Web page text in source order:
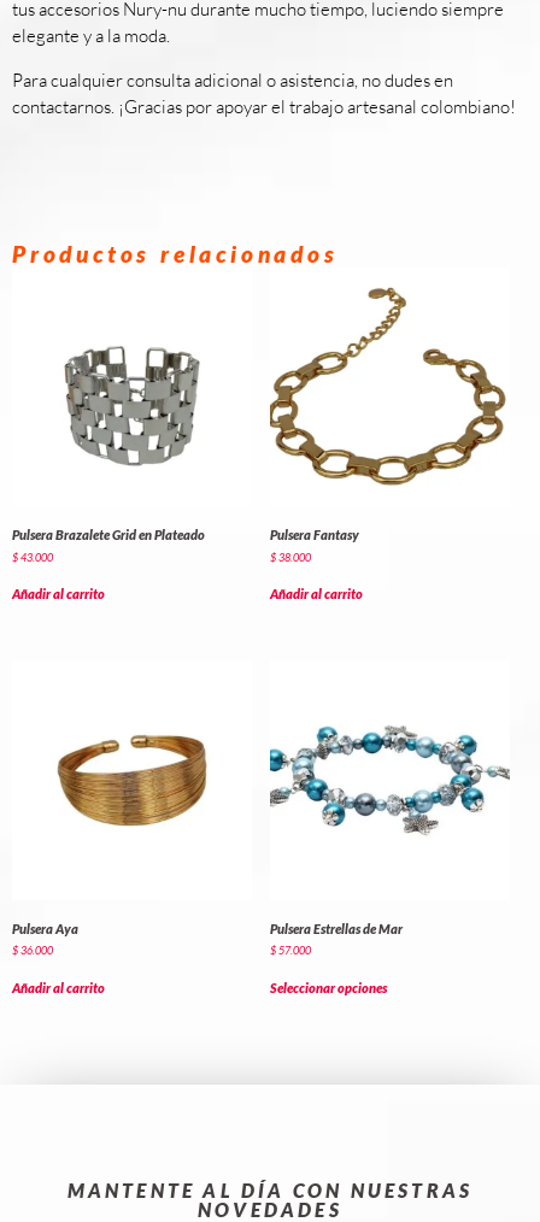
tus accesorios Nury-nu durante mucho tiempo, luciendo siempre
elegante y a la moda.
Para cualquier consulta adicional o asistencia, no dudes en
contactarnos. ¡Gracias por apoyar el trabajo artesanal colombiano!
Productos relacionados
Pulsera Brazalete Grid en Plateado
$43.000
Añadir al carrito
Pulsera Fantasy
$38.000
Añadir al carrito
Pulsera Aya
$36.000
Añadir al carrito
Pulsera Estrellas de Mar
$57.000
Seleccionar opciones
MANTENTE AL DÍA CON NUESTRAS
NOVEDADES